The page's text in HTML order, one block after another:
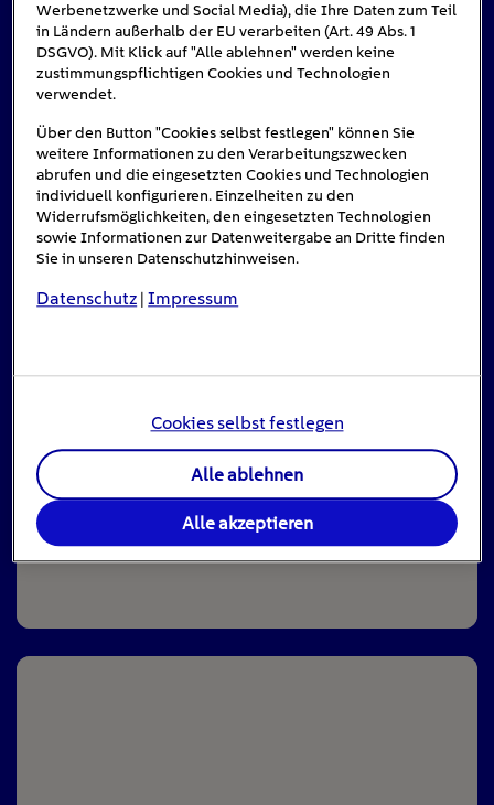
#Solarenergie
Jahrzehntelang war die Einspeisevergütung ein
zentrales Instrument der deutschen Energiepolitik:
Werbenetzwerke und Social Media), die Ihre Daten zum Teil
in Ländern außerhalb der EU verarbeiten (Art. 49 Abs. 1
DSGVO). Mit Klick auf "Alle ablehnen" werden keine
zustimmungspflichtigen Cookies und Technologien
verwendet.
Über den Button "Cookies selbst festlegen" können Sie
weitere Informationen zu den Verarbeitungszwecken
abrufen und die eingesetzten Cookies und Technologien
individuell konfigurieren. Einzelheiten zu den
Widerrufsmöglichkeiten, den eingesetzten Technologien
sowie Informationen zur Datenweitergabe an Dritte finden
Sie in unseren Datenschutzhinweisen.
Datenschutz |Impressum
Cookies selbst festlegen
Alle ablehnen
Alle akzeptieren